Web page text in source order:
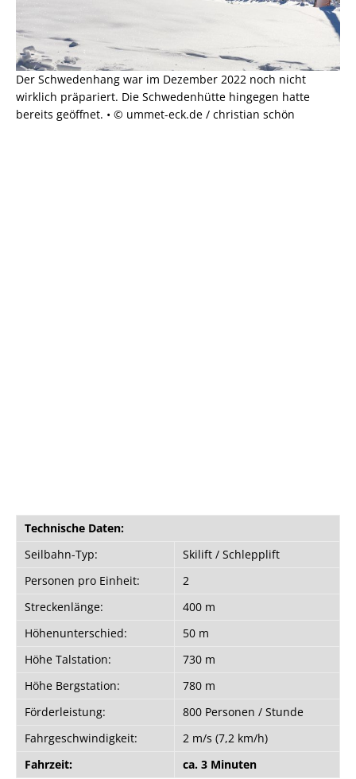
Der Schwedenhang war im Dezember 2022 noch nicht
wirklich präpariert. Die Schwedenhütte hingegen hatte
bereits geöffnet. • © ummet-eck.de / christian schön
Technische Daten:
Seilbahn-Typ:
Skilift / Schlepplift
Personen pro Einheit:
2
Streckenlänge:
400 m
Höhenunterschied:
50 m
Höhe Talstation:
730 m
Höhe Bergstation:
780 m
Förderleistung:
800 Personen / Stunde
Fahrgeschwindigkeit:
2 m/s (7,2 km/h)
Fahrzeit:
ca. 3 Minuten